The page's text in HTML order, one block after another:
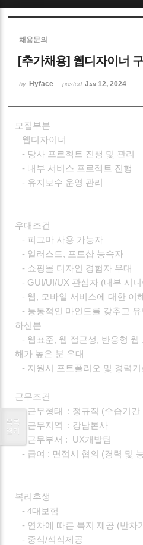
채용문의
[추가채용] 웹디자이너
by Hyface posted Jan 12, 2024
모집부분
웹디자이너
- 당사 프로젝트 진행 및 관리
- 내부 서비스 프로젝트 진행
- 유지보수 운영 관리
우대조건
- 피그마 사용 가능자
- 일러스트, 포토샵 능숙자
- 쇼핑몰 디자인 경험자 우대
- GUI/UI/UX 관심자 (내부 시
- 웹, 모바일 서비스에 대한 이
- 능동적인 마인드를 갖추고
하신분
- 웹표준, 웹 접근성, 반응형 웹
해가 높은 분 우대
- 지원시 포트폴리오 및 경력기
근무조건
- 근무형태 : 정규직 (수습기간
- 근무지역 : 강남본사
- 근무부서 : UX개발팀
- 급여 : 면접시 협의 (경력 및
복리후생
- 4대보험
- 연차에 따른 복지 제공 (반차
- 중식/석식제공
목록
열기